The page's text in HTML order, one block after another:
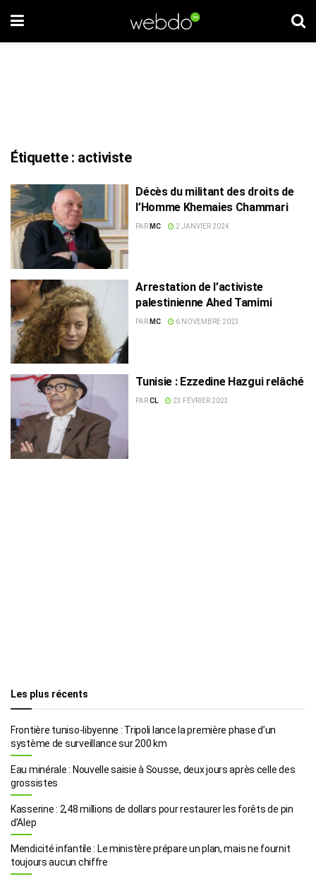
Étiquette : activiste
Décès du militant des droits de
l’Homme Khemaies Chammari
PAR MC 2 JANVIER 2024
Arrestation de l’activiste
palestinienne Ahed Tamimi
PAR MC 6 NOVEMBRE 2023
Tunisie : Ezzedine Hazgui relâché
PARCL 23 FÉVRIER 2023
Les plus récents
Frontière tuniso-libyenne : Tripoli lance la première phase d’un
système de surveillance sur 200 km
Eau minérale : Nouvelle saisie à Sousse, deux jours après celle des
grossistes
Kasserine : 2,48 millions de dollars pour restaurer les forêts de pin
d’Alep
Mendicité infantile : Le ministère prépare un plan, mais ne fournit
toujours aucun chiffre